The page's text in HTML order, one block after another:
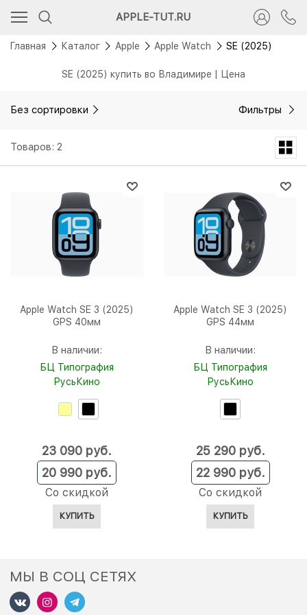
APPLE-TUT.RU
Главная Каталог Apple Apple Watch SE (2025)
SE (2025) купить во Владимире | Цена
Без сортировки Фильтры
Товаров: 2
Apple Watch SE 3 (2025)
GPS 40мм
В наличии:
БЦ Типография
РусьКино
20 990 руб.
Со скидкой
23 090 руб.
КУПИТЬ
Apple Watch SE 3 (2025)
GPS 44мм
В наличии:
БЦ Типография
РусьКино
22 990 руб.
Со скидкой
25 290 руб.
КУПИТЬ
МЫ В СОЦ СЕТЯХ